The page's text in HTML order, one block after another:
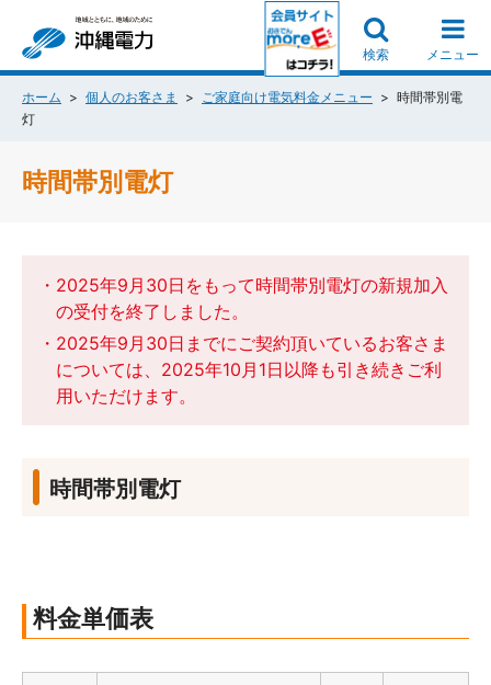
検索 メニュー
ホーム 個人のお客さま ご家庭向け電気料金メニュー
時間帯別電
灯
時間帯別電灯
・2025年9月30日をもって時間帯別電灯の新規加入
の受付を終了しました。
・2025年9月30日までにご契約頂いているお客さま
については、2025年10月1日以降も引き続きご利
用いただけます。
時間帯別電灯
料金単価表